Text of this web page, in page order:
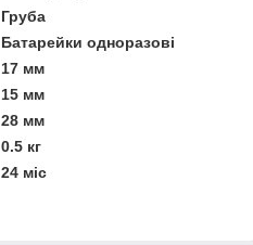
Груба
Батарейки одноразові
17 мм
15 мм
28 мм
0.5 кг
24 міс